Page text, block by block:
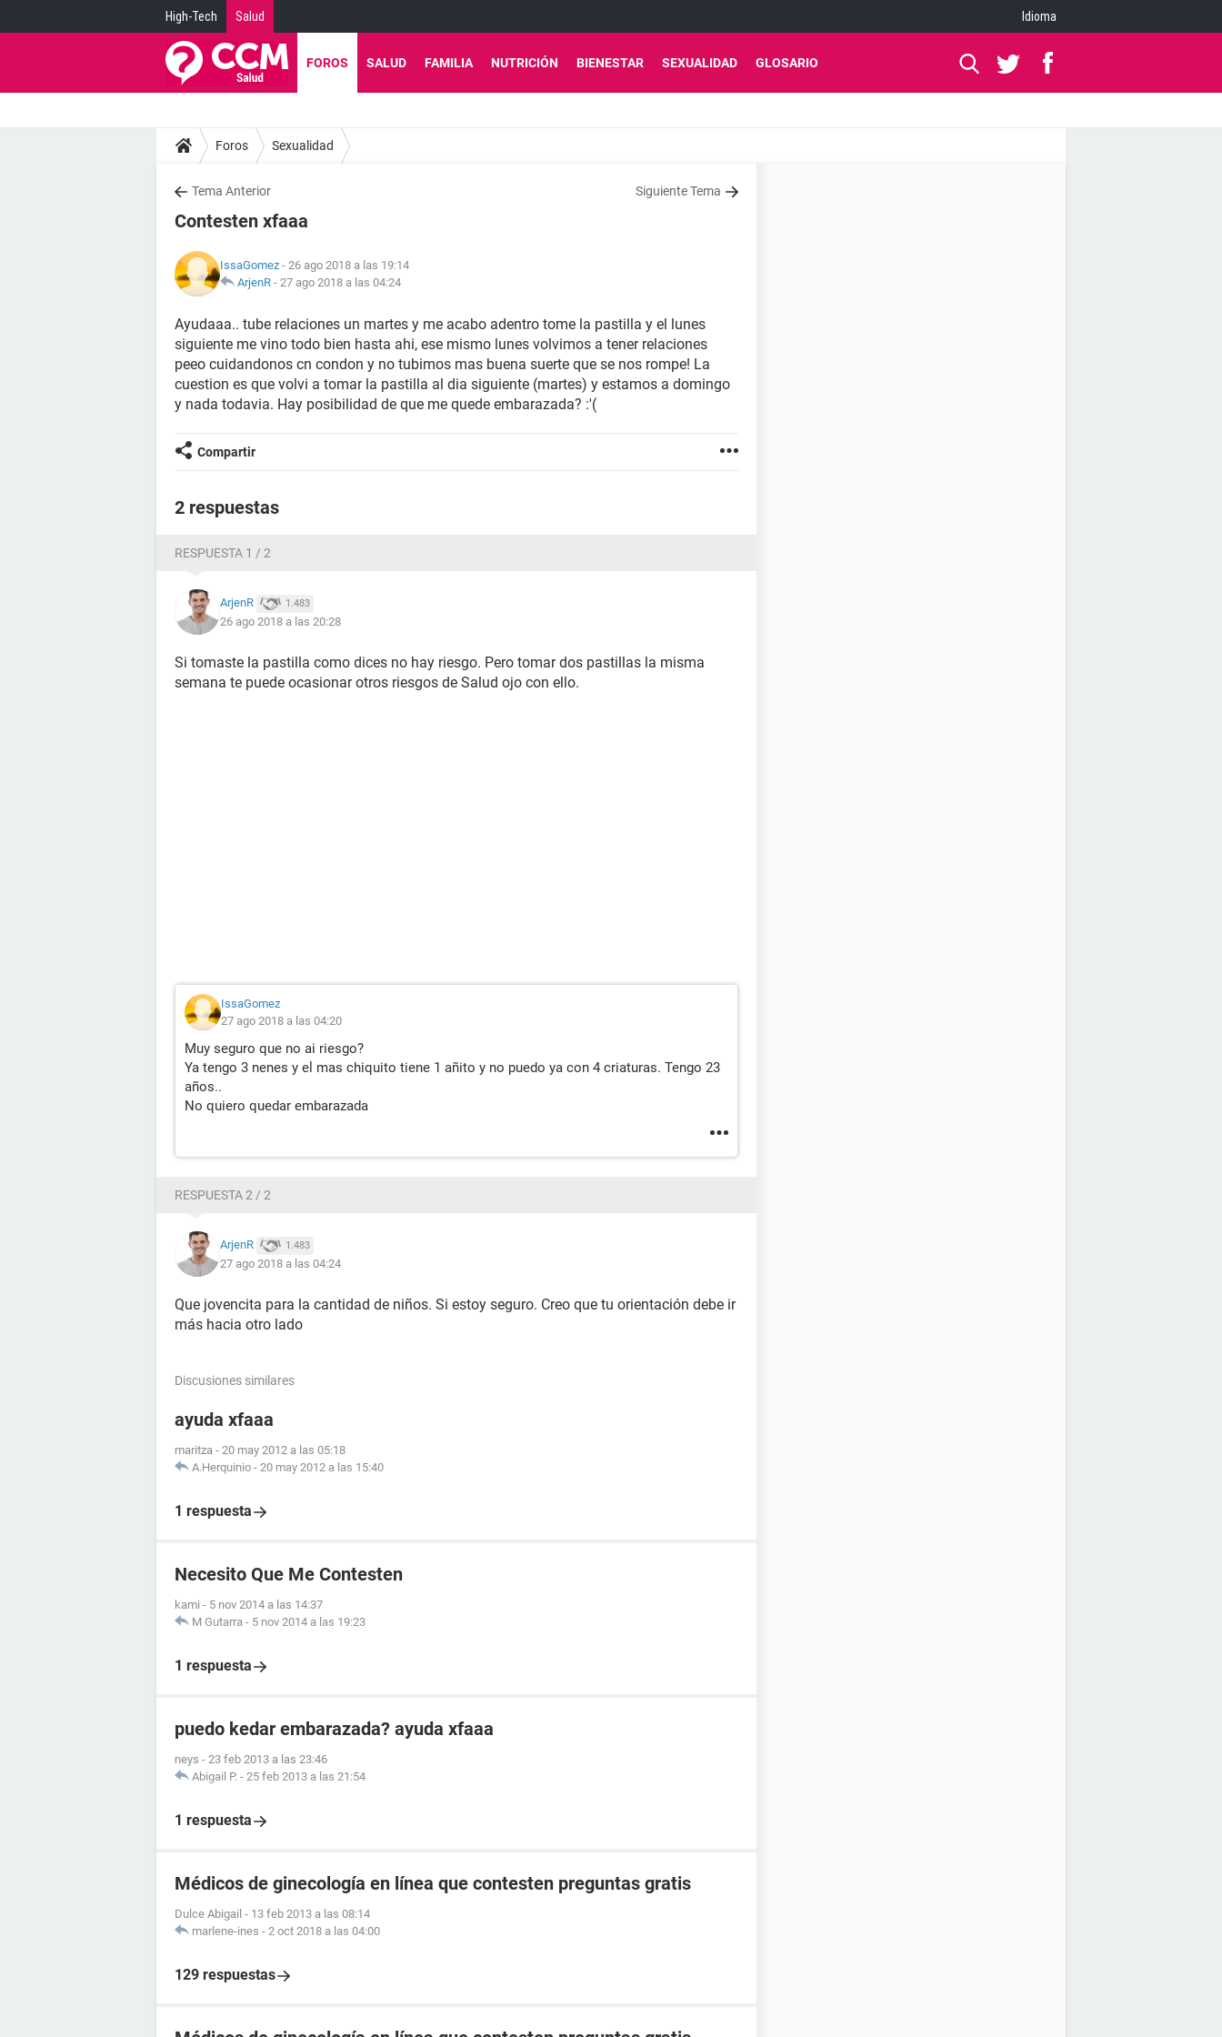
High-Tech Salud Idioma
FOROS SALUD FAMILIA NUTRICIÓN BIENESTAR SEXUALIDAD GLOSARIO
Foros Sexualidad
Tema Anterior Siguiente Tema
Contesten xfaaa
IssaGomez - 26 ago 2018 a las 19:14
ArjenR - 27 ago 2018 a las 04:24
Ayudaaa.. tube relaciones un martes y me acabo adentro tome la pastilla y el lunes
siguiente me vino todo bien hasta ahi, ese mismo lunes volvimos a tener relaciones
peeo cuidandonos cn condon y no tubimos mas buena suerte que se nos rompe! La
cuestion es que volvi a tomar la pastilla al dia siguiente (martes) y estamos a domingo
y nada todavia. Hay posibilidad de que me quede embarazada? :'(
Compartir
2 respuestas
RESPUESTA 1 / 2
ArjenR 1.483
26 ago 2018 a las 20:28
Si tomaste la pastilla como dices no hay riesgo. Pero tomar dos pastillas la misma
semana te puede ocasionar otros riesgos de Salud ojo con ello.
IssaGomez
27 ago 2018 a las 04:20
Muy seguro que no ai riesgo?
Ya tengo 3 nenes y el mas chiquito tiene 1 añito y no puedo ya con 4 criaturas. Tengo 23
años..
No quiero quedar embarazada
RESPUESTA 2 / 2
ArjenR 1.483
27 ago 2018 a las 04:24
Que jovencita para la cantidad de niños. Si estoy seguro. Creo que tu orientación debe ir
más hacia otro lado
Discusiones similares
ayuda xfaaa
maritza - 20 may 2012 a las 05:18
A.Herquinio - 20 may 2012 a las 15:40
1 respuesta
Necesito Que Me Contesten
kami - 5 nov 2014 a las 14:37
M Gutarra - 5 nov 2014 a las 19:23
1 respuesta
puedo kedar embarazada? ayuda xfaaa
neys - 23 feb 2013 a las 23:46
Abigail P. - 25 feb 2013 a las 21:54
1 respuesta
Médicos de ginecología en línea que contesten preguntas gratis
Dulce Abigail - 13 feb 2013 a las 08:14
marlene-ines - 2 oct 2018 a las 04:00
129 respuestas